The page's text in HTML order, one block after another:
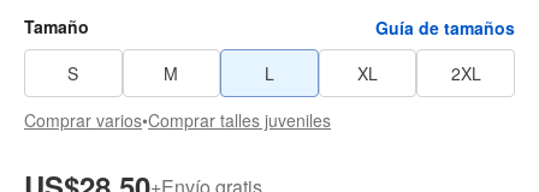
Tamaño
Guía de tamaños
S
M L XL
2XL
Comprar varios•Comprar talles juveniles
+Envío gratis